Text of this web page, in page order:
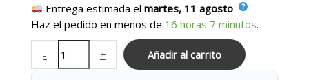
Entrega estimada elmartes, 11 agosto
Haz el pedido en menos de 16 horas 7 minutos.
- + Añadir al carrito